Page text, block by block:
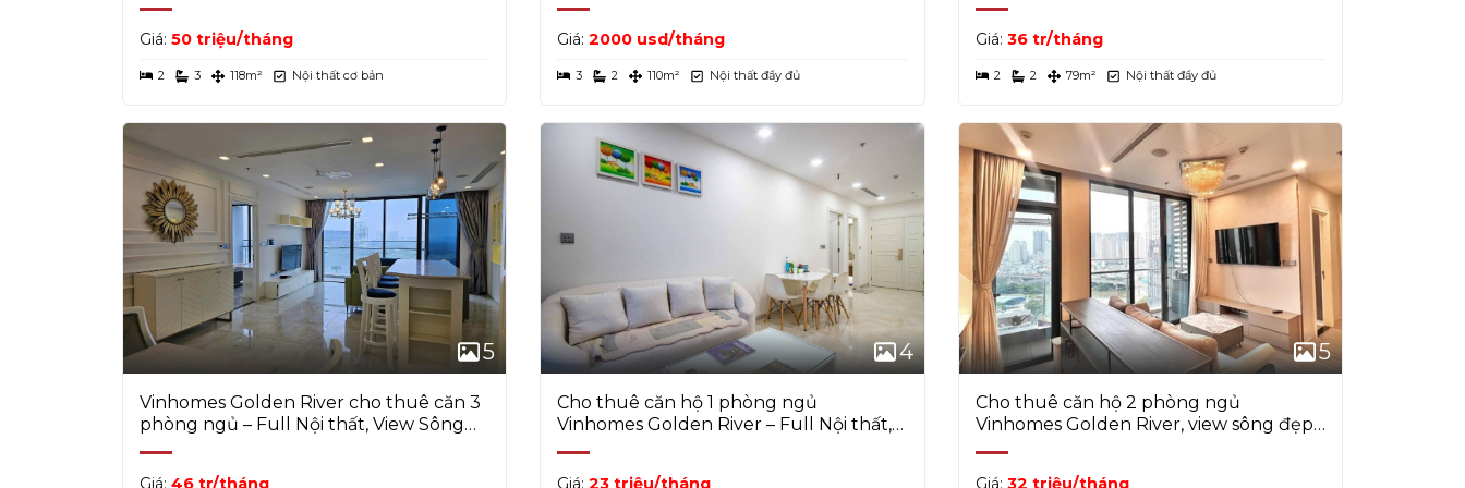
sân chơi trẻ em
Mọi nhu cầu sinh hoạt, giải trí hay học tập đều được đáp ứng trọn vẹn.
Giá trị sống vượt trội
Không chỉ là nơi ở, căn hộ Vinhomes Golden River còn thể hiện phong cách sống đẳng cấp.
Vị trí đắc địa, tiện ích đầy đủ và chất lượng quản lý chuyên nghiệp giúp dự án luôn nằm
trong top căn hộ được khách thuê cao cấp lựa chọn hàng đầu tại Quận 1.
Liên hệ ngay để xem nhà thực tế và nhận ưu đãi thuê tốt nhất hôm nay!
Giá: 50 triệu/tháng
2 3 118m² Nội thất cơ bản
Giá:2000 usd/tháng
3 2 110m² Nội thất đầy đủ
Giá: 36 tr/tháng
2 2 79m² Nội thất đầy đủ
5
Vinhomes Golden River cho thuê căn 3
phòng ngủ – Full Nội thất, View Sông
Bitexco
Giá: 46 tr/tháng
4
Cho thuê căn hộ 1 phòng ngủ
Vinhomes Golden River – Full Nội thất,
tầng trung
Giá:23 triệu/tháng
5
Cho thuê căn hộ 2 phòng ngủ
Vinhomes Golden River, view sông đẹp,
nội thất mới
Giá: 32 triệu/tháng